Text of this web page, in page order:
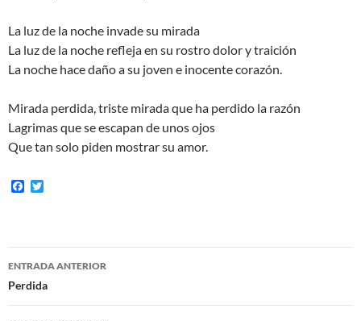
La luz de la noche invade su mirada
La luz de la noche refleja en su rostro dolor y traición
La noche hace daño a su joven e inocente corazón.
Mirada perdida, triste mirada que ha perdido la razón
Lagrimas que se escapan de unos ojos
Que tan solo piden mostrar su amor.
F
o
o
e
r
Navegación
de
ENTRADA ANTERIOR
Perdida